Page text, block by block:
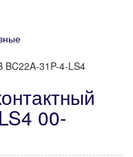
BC22A-31P-4-LS4
00-